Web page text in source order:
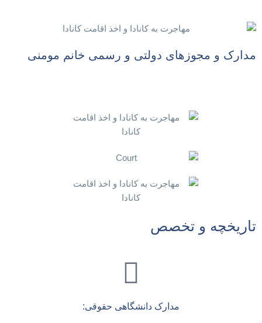
مدارک و مجوزهای دولتی و رسمی خانم مومنی
تاریخچه و تخصص
مدارک دانشگاهی حقوقی: